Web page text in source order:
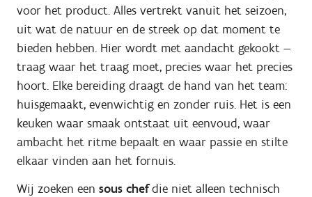
voor het product. Alles vertrekt vanuit het seizoen,
uit wat de natuur en de streek op dat moment te
bieden hebben. Hier wordt met aandacht gekookt —
traag waar het traag moet, precies waar het precies
hoort. Elke bereiding draagt de hand van het team:
huisgemaakt, evenwichtig en zonder ruis. Het is een
keuken waar smaak ontstaat uit eenvoud, waar
ambacht het ritme bepaalt en waar passie en stilte
elkaar vinden aan het fornuis.
Wij zoeken een sous chefdie niet alleen technisch